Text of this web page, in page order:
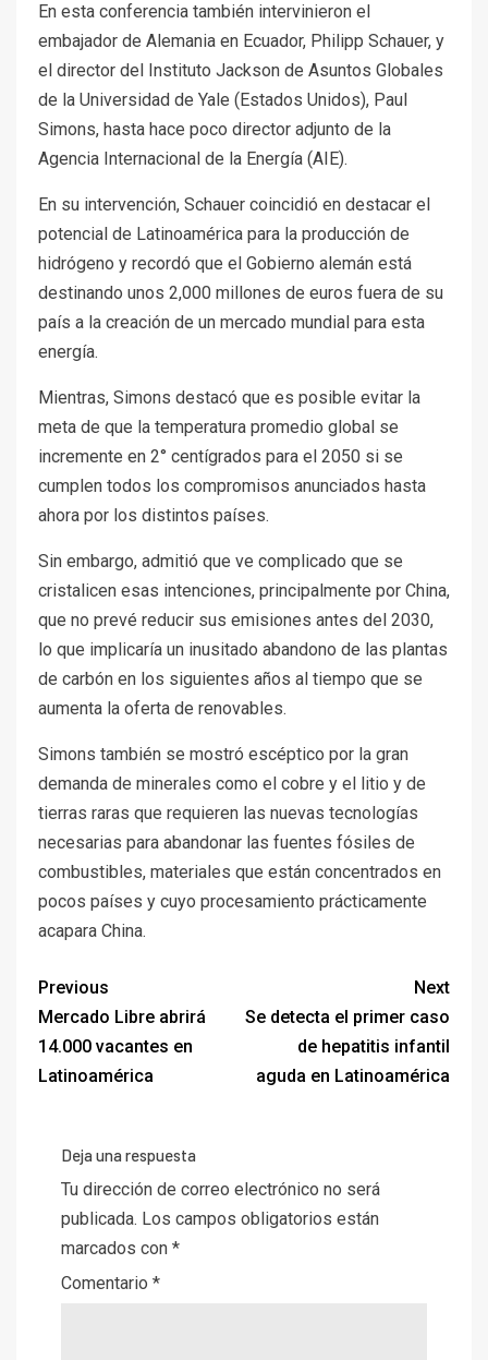
En esta conferencia también intervinieron el
embajador de Alemania en Ecuador, Philipp Schauer, y
el director del Instituto Jackson de Asuntos Globales
de la Universidad de Yale (Estados Unidos), Paul
Simons, hasta hace poco director adjunto de la
Agencia Internacional de la Energía (AIE).
En su intervención, Schauer coincidió en destacar el
potencial de Latinoamérica para la producción de
hidrógeno y recordó que el Gobierno alemán está
destinando unos 2,000 millones de euros fuera de su
país a la creación de un mercado mundial para esta
energía.
Mientras, Simons destacó que es posible evitar la
meta de que la temperatura promedio global se
incremente en 2° centígrados para el 2050 si se
cumplen todos los compromisos anunciados hasta
ahora por los distintos países.
Sin embargo, admitió que ve complicado que se
cristalicen esas intenciones, principalmente por China,
que no prevé reducir sus emisiones antes del 2030,
lo que implicaría un inusitado abandono de las plantas
de carbón en los siguientes años al tiempo que se
aumenta la oferta de renovables.
Simons también se mostró escéptico por la gran
demanda de minerales como el cobre y el litio y de
tierras raras que requieren las nuevas tecnologías
necesarias para abandonar las fuentes fósiles de
combustibles, materiales que están concentrados en
pocos países y cuyo procesamiento prácticamente
acapara China.
Previous
Mercado Libre abrirá
14.000 vacantes en
Latinoamérica
Next
Se detecta el primer caso
de hepatitis infantil
aguda en Latinoamérica
Deja una respuesta
Tu dirección de correo electrónico no será
publicada. Los campos obligatorios están
marcados con *
Comentario *